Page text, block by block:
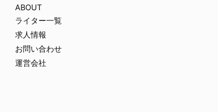
ABOUT
ライター一覧
求人情報
お問い合わせ
運営会社